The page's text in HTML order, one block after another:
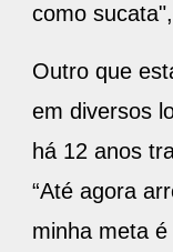
como
Outro que
em diversos
há 12 anos
“Até agora
minha meta é